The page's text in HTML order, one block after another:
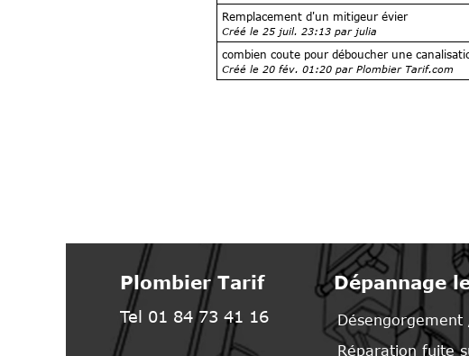
Plombier Tarif
Tel 01 84 73 41 16
Dépannage
Désengorgement
Réparation fuite
Remplacement d'un mitigeur évier
Créé le 25 juil. 23:13 par julia
combien coute pour déboucher une
Créé le 20 fév. 01:20 par Plombier Tarif.com